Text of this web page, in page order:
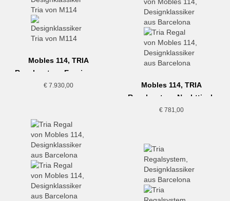
Mobles 114, TRIA
Regalsystem, Esszimmer
€7.930,00
Mobles 114, TRIA
Regalsystem, Nachttisch
€ 781,00